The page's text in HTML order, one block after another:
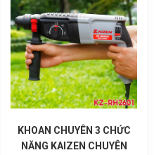
KHOAN CHUYÊN 3 CHỨC
NĂNG KAIZEN CHUYÊN